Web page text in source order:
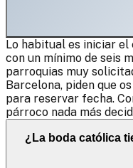
Lo habitual es iniciar
con un mínimo de seis
parroquias muy
Barcelona, piden que
para reservar fecha.
párroco nada más
¿La boda católica